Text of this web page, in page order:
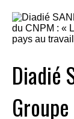
Diadié